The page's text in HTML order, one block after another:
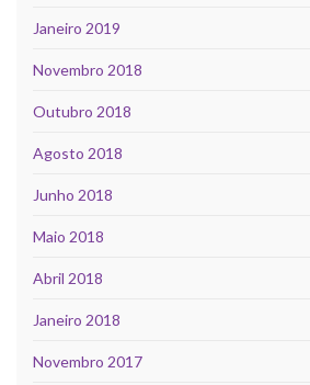
Janeiro 2019
Novembro 2018
Outubro 2018
Agosto 2018
Junho 2018
Maio 2018
Abril 2018
Janeiro 2018
Novembro 2017